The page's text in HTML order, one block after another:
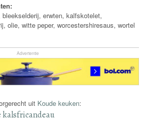
bleekselderij, erwten, kalfskotelet,
olie, witte peper, worcestershiresaus, wortel
Advertentie
uit Koude keuken:
kalsfricandeau